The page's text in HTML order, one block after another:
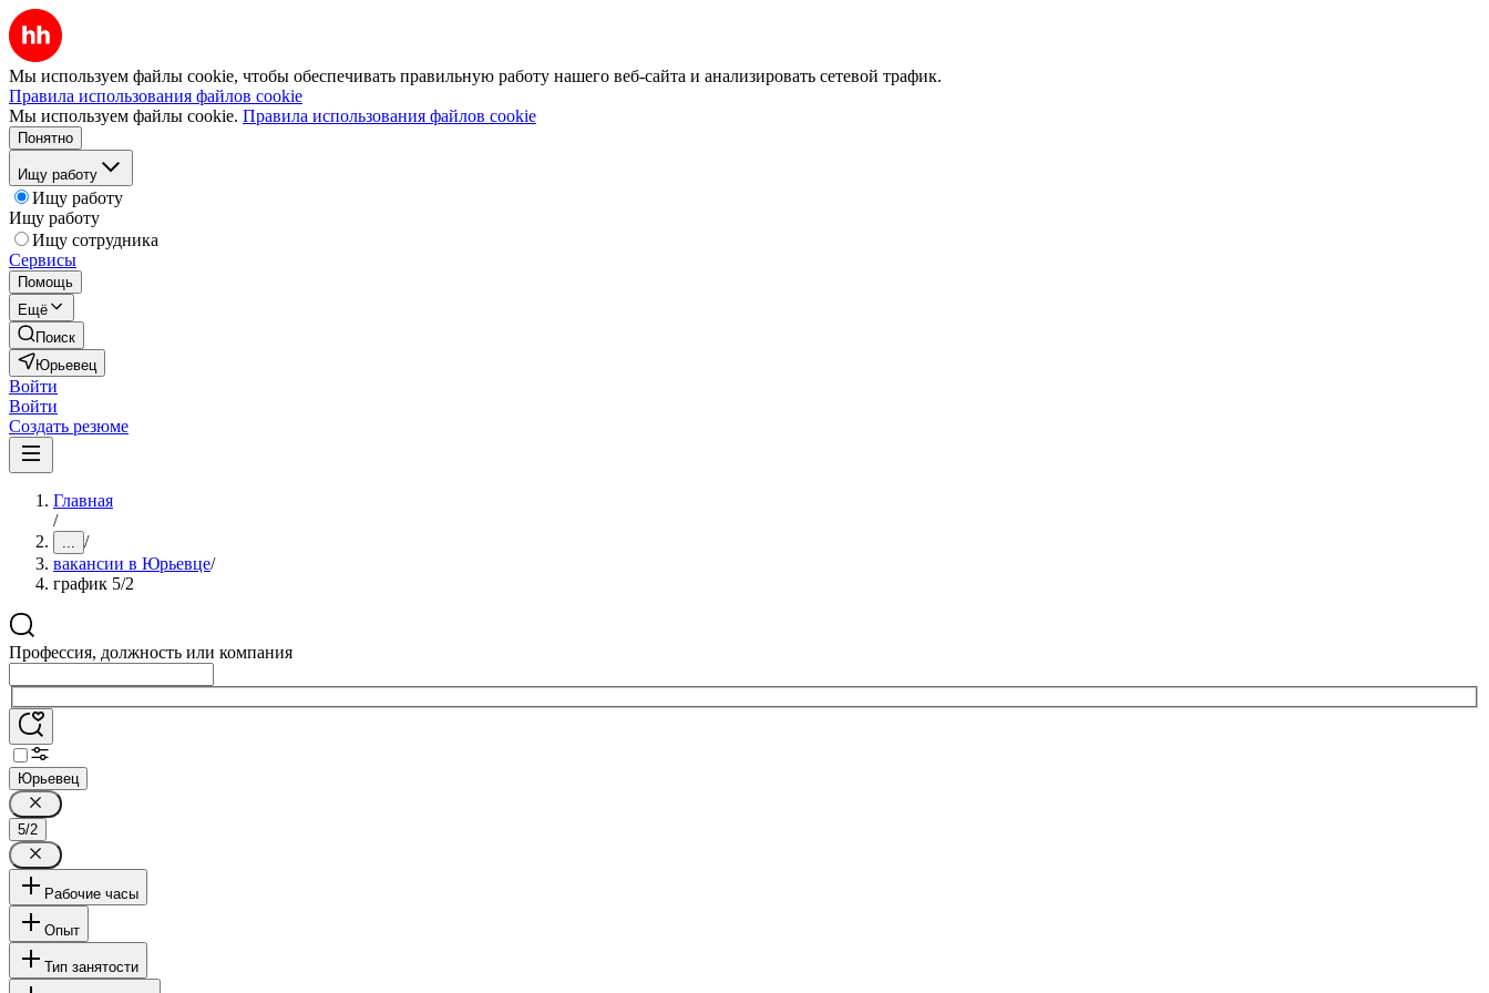
Мы используем файлы cookie, чтобы обеспечивать правильную работу нашего веб-сайта и анализировать сетевой трафик.
Правила использования файлов cookie
Мы используем файлы cookie. Правила использования файлов cookie
Понятно
Ищу работу
Ищу работу
Ищу работу
Ищу сотрудника
Сервисы
Помощь
Ещё
Поиск
Юрьевец
Войти
Войти
Создать резюме
Главная
/
... /
вакансии в Юрьевце/
график 5/2
Профессия, должность или компания
Юрьевец
5/2
Рабочие часы
Опыт
Тип занятости